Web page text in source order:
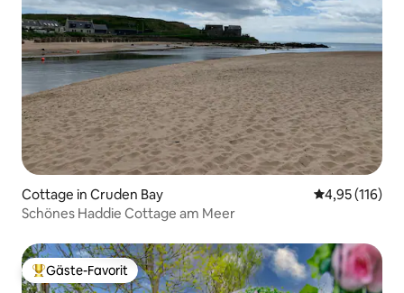
Cottage in Cruden Bay
4,95 (116)
Schönes Haddie Cottage am Meer
Beliebter Gäste-Favorit.
Gäste-Favorit